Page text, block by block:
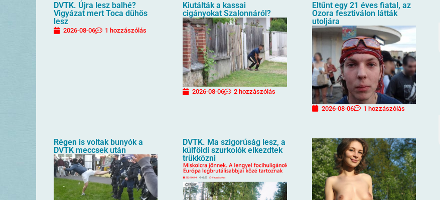
DVTK. Újra lesz balhé?
Vigyázat mert Toca dühös
lesz
2026-08-06 1 hozzászólás
Kiutálták a kassai
cigányokat Szalonnáról?
2026-08-06 2 hozzászólás
Eltűnt egy 21 éves fiatal, az
Ozora fesztiválon látták
utoljára
2026-08-06 1 hozzászólás
Régen is voltak bunyók a
DVTK meccsek után
DVTK. Ma szigorúság lesz, a
külföldi szurkolók elkezdtek
trükközni